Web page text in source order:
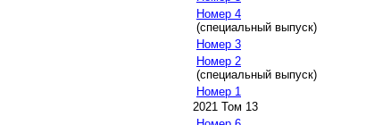
Номер 4
(специальный выпуск)
Номер 3
Номер 2
(специальный выпуск)
Номер 1
2021 Том 13